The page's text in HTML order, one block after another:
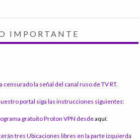
IMPORTANTE
la señal del canal ruso de TV RT.
portal siga las instrucciones siguientes:
gratuito Proton VPN desdeaquí:
tres Ubicaciones libres en la parte izquierda